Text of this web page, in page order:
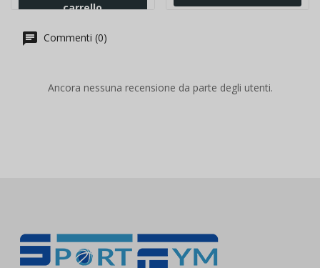
carrello
Commenti (0)
Ancora nessuna recensione da parte degli utenti.